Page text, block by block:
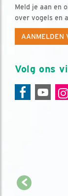
Meld je aan en
over vogels en
AANMELDEN
Volg ons